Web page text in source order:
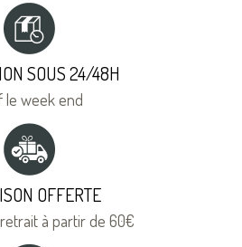
SOUS 24/48H
le week end
OFFERTE
à partir de 60€